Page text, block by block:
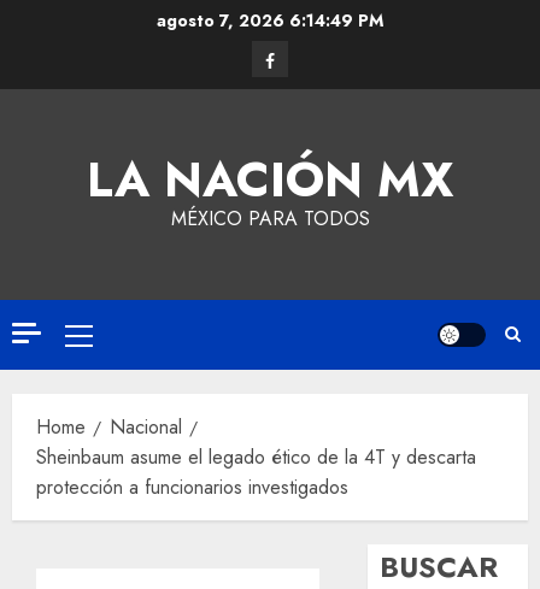
agosto 7, 2026 6:14:50 PM
LA NACIÓN MX
MÉXICO PARA TODOS
Home
Nacional
Sheinbaum asume el legado ético de la 4T y descarta
protección a funcionarios investigados
BUSCAR